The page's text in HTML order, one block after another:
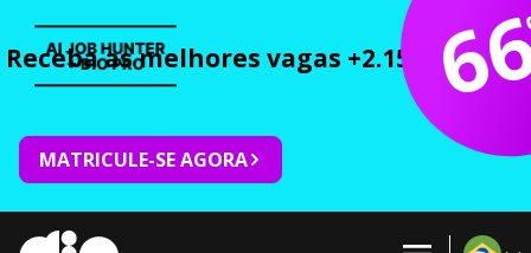
Receba as melhores vagas +2.150 cursos
MATRICULE-SE AGORA